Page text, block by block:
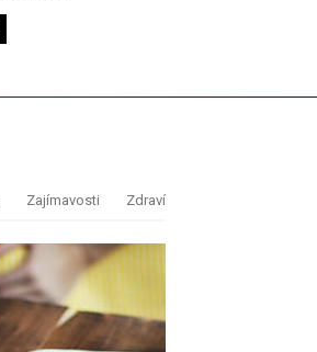
Zajímavosti Zdraví